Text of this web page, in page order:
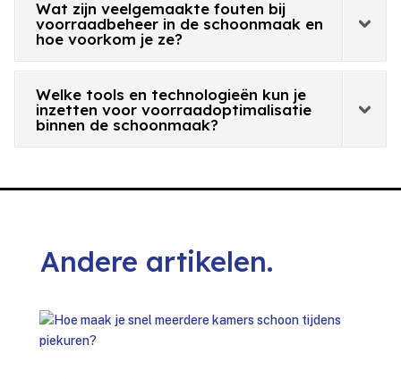
Wat zijn veelgemaakte fouten bij
voorraadbeheer in de schoonmaak en
hoe voorkom je ze?
Welke tools en technologieën kun je
inzetten voor voorraadoptimalisatie
binnen de schoonmaak?
Andere artikelen.